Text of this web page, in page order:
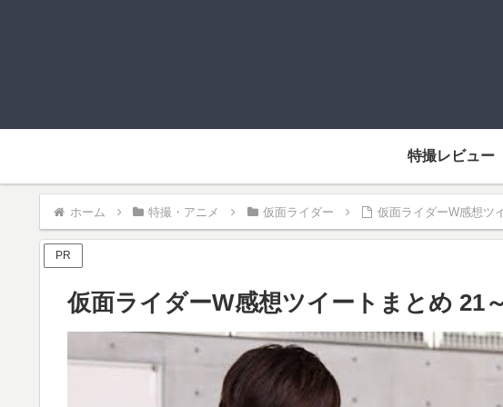
特撮レビュー
ホーム 特撮・アニメ 仮面ライダー 仮面ライダーW感想ツ
PR
仮面ライダーW感想ツイートまとめ 21